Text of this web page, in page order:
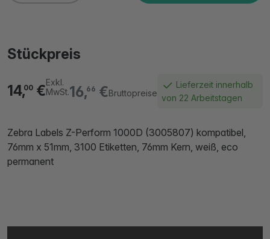
Stückpreis
16,66 €Bruttopreise
14,00 €Exkl.
MwSt.
Lieferzeit innerhalb
von 22 Arbeitstagen
Zebra Labels Z-Perform 1000D (3005807) kompatibel,
76mm x 51mm, 3100 Etiketten, 76mm Kern, weiß, eco
permanent